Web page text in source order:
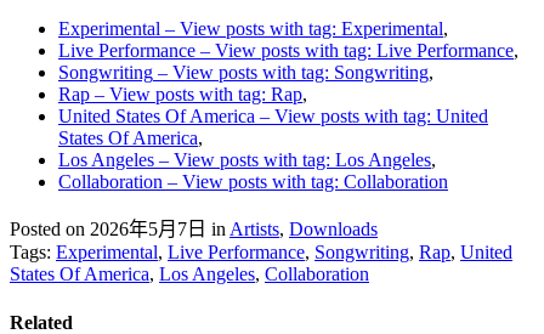
Experimental – View posts with tag: Experimental,
Live Performance – View posts with tag: Live Performance,
Songwriting – View posts with tag: Songwriting,
Rap – View posts with tag: Rap,
United States Of America – View posts with tag: United
States Of America,
Los Angeles – View posts with tag: Los Angeles,
Collaboration – View posts with tag: Collaboration
Posted on 2026年5月7日 in Artists, Downloads
Tags: Experimental, Live Performance, Songwriting, Rap, United
States Of America, Los Angeles, Collaboration
Related